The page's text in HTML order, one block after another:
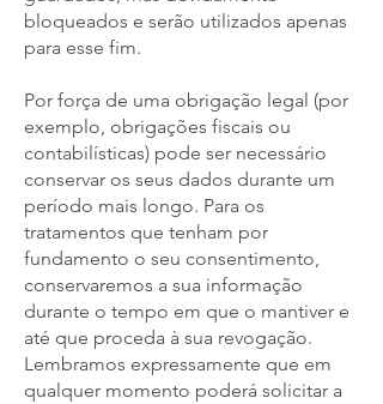
bloqueados e serão utilizados apenas
para esse fim.
Por força de uma obrigação legal (por
exemplo, obrigações fiscais ou
contabilísticas) pode ser necessário
conservar os seus dados durante um
período mais longo. Para os
tratamentos que tenham por
fundamento o seu consentimento,
conservaremos a sua informação
durante o tempo em que o mantiver e
até que proceda à sua revogação.
Lembramos expressamente que em
qualquer momento poderá solicitar a